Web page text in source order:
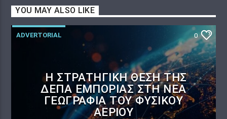
YOU MAY ALSO LIKE
ADVERTORIAL 0
Η ΣΤΡΑΤΗΓΙΚΉ ΘΈΣΗ ΤΗΣ
ΔΕΠΑ ΕΜΠΟΡΊΑΣ ΣΤΗ ΝΈΑ
ΓΕΩΓΡΑΦΊΑ ΤΟΥ ΦΥΣΙΚΟΎ
ΑΕΡΊΟΥ